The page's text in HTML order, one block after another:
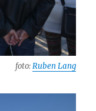
foto:Ruben Lang